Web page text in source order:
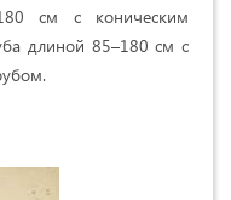
см с коническим
длиной 85–180 см с